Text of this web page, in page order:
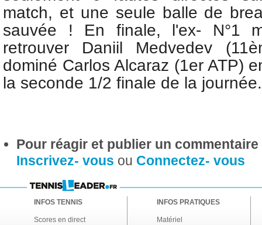
match, et une seule balle de
sauvée ! En finale, l'ex- N°1
retrouver Daniil Medvedev
dominé Carlos Alcaraz (1er ATP)
la seconde 1/2 finale de la journée.
Pour réagir et publier un
Inscrivez- vous ou Connectez- vous
INFOS TENNIS
Scores en direct
INFOS PRATIQUES
Matériel